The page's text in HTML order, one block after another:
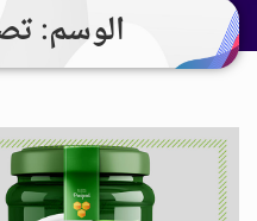
الوسم: